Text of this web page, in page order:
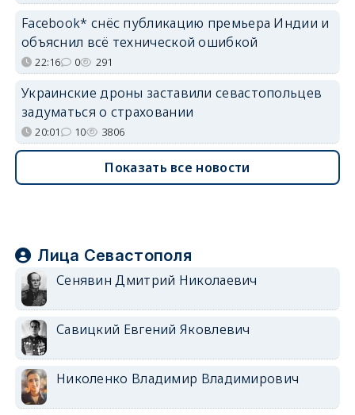
Facebook* снёс публикацию премьера Индии и
объяснил всё технической ошибкой
22:16 0 291
Украинские дроны заставили севастопольцев
задуматься о страховании
20:01 10 3806
Показать все новости
Лица Севастополя
Сенявин Дмитрий Николаевич
Савицкий Евгений Яковлевич
Николенко Владимир Владимирович